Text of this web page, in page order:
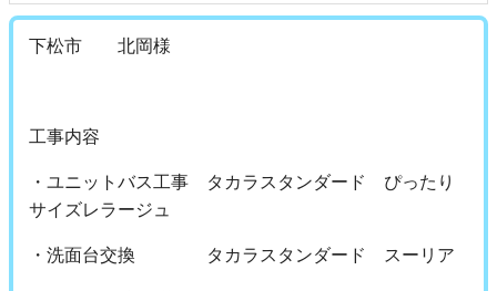
下松市 北岡様
工事内容
・ユニットバス工事 タカラスタンダード ぴったり
サイズレラージュ
・洗面台交換 タカラスタンダード スーリア